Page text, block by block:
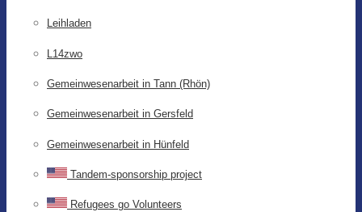
Leihladen
L14zwo
Gemeinwesenarbeit in Tann (Rhön)
Gemeinwesenarbeit in Gersfeld
Gemeinwesenarbeit in Hünfeld
Tandem-sponsorship project
Refugees go Volunteers